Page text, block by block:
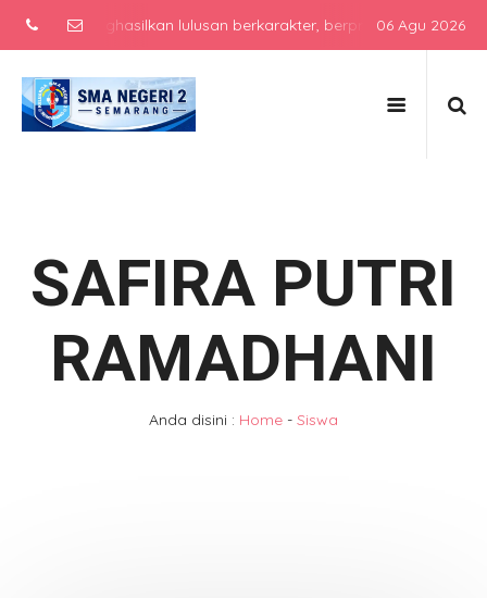
yang menghasilkan lulusan berkarakter, berprestasi, dan siap
06 Agu 2026
SAFIRA PUTRI
RAMADHANI
Anda disini : Home - Siswa